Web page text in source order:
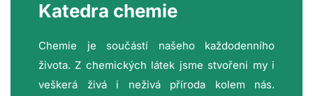
Katedra chemie
Chemie je součástí našeho každodenního
života. Z chemických látek jsme stvořeni my i
veškerá živá i neživá příroda kolem nás.